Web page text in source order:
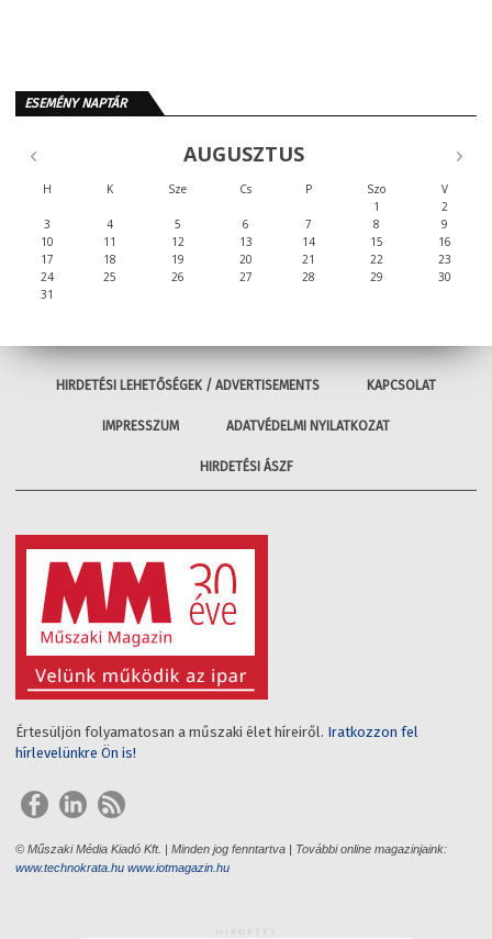
ESEMÉNY NAPTÁR
AUGUSZTUS
H K Sze Cs P Szo
V
1
2
3
4 5 6 7 8
9
10
11 12 13 14 15
16
17
18 19 20 21 22
23
24
25 26 27 28 29
30
31
HIRDETÉSI LEHETŐSÉGEK / ADVERTISEMENTS KAPCSOLAT
IMPRESSZUM ADATVÉDELMI NYILATKOZAT
HIRDETÉSI ÁSZF
Értesüljön folyamatosan a műszaki élet híreiről. Iratkozzon fel
hírlevelünkre Ön is!
© Műszaki Média Kiadó Kft. | Minden jog fenntartva | További online magazinjaink:
www.technokrata.hu www.iotmagazin.hu
HIRDETÉS